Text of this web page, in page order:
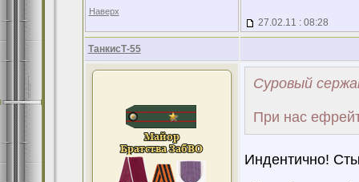
Наверх
27.02.11 : 08:28
ТанкисТ-55
Суровый
При нас
Индентично!